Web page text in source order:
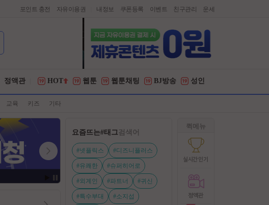
포인트 충전 자유이용권 내정보 쿠폰등록 이벤트 친구관리 운세
퀵메뉴
정액관 HOT 웹툰 웹툰채팅 BJ방송 성인
교육 키즈 기타
요즘뜨는#태그검색어
#넷플릭스 #디즈니플러스
#유쾌한 #슈퍼히어로
#외계인 #파트너 #귀신
#특수부대 #소지섭